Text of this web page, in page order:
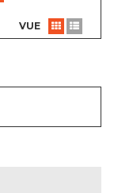
VUE